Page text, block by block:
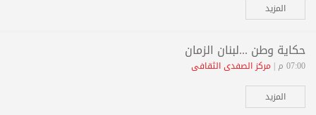
المزيد
حكاية وطن ...لبنان الزمان
07:00 م |
مركز الصفدي الثقافي
المزيد